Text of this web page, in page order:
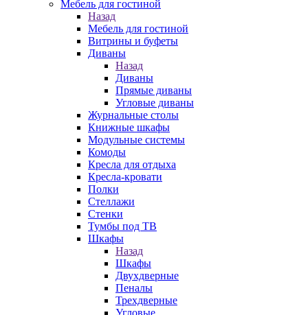
Мебель для гостиной
Назад
Мебель для гостиной
Витрины и буфеты
Диваны
Назад
Диваны
Прямые диваны
Угловые диваны
Журнальные столы
Книжные шкафы
Модульные системы
Комоды
Кресла для отдыха
Кресла-кровати
Полки
Стеллажи
Стенки
Тумбы под ТВ
Шкафы
Назад
Шкафы
Двухдверные
Пеналы
Трехдверные
Угловые